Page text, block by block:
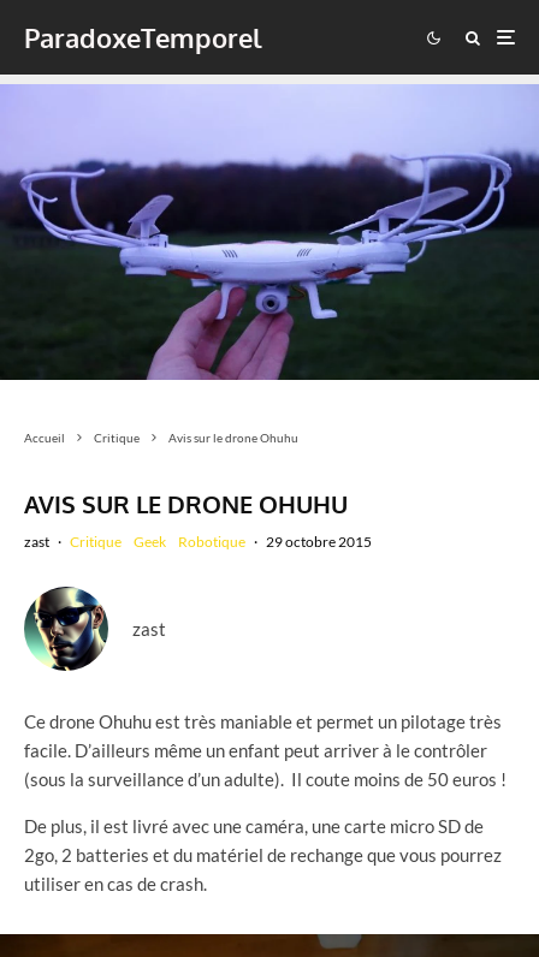
ParadoxeTemporel
Accueil Critique Avis sur le drone Ohuhu
AVIS SUR LE DRONE OHUHU
zast · Critique Geek Robotique · 29 octobre 2015
zast
Ce drone Ohuhu est très maniable et permet un pilotage très
facile. D’ailleurs même un enfant peut arriver à le contrôler
(sous la surveillance d’un adulte). Il coute moins de 50 euros !
De plus, il est livré avec une caméra, une carte micro SD de
2go, 2 batteries et du matériel de rechange que vous pourrez
utiliser en cas de crash.